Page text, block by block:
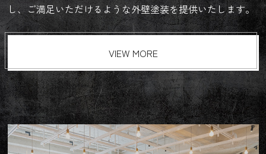
し、ご満足いただけるような外壁塗装を提供いたします。
VIEW MORE